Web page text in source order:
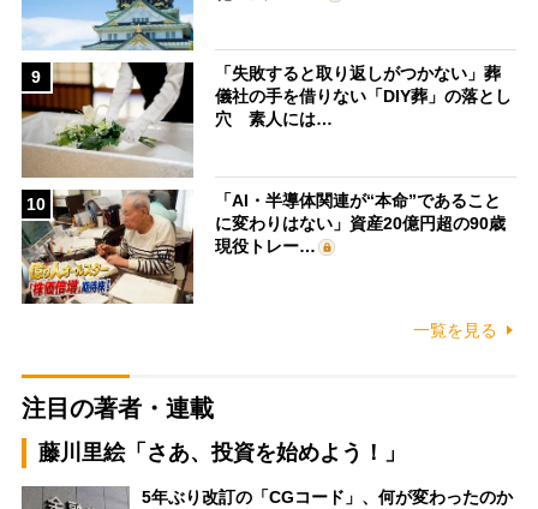
9
「失敗すると取り返しがつかない」葬
儀社の手を借りない「DIY葬」の落とし
穴 素人には…
10
「AI・半導体関連が“本命”であること
に変わりはない」資産20億円超の90歳
現役トレー…
一覧を見る
注目の著者・連載
藤川里絵「さあ、投資を始めよう！」
5年ぶり改訂の「CGコード」、何が変わったのか